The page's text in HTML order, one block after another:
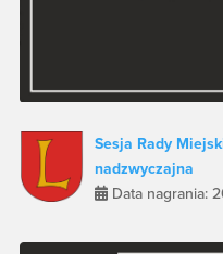
Sesja Rady
nadzwyczajna
Data nagrania: